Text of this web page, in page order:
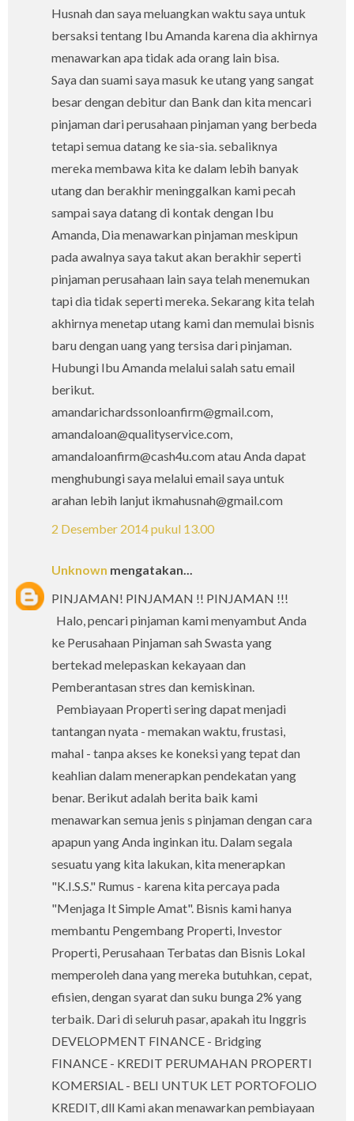
Husnah dan saya meluangkan waktu saya untuk
bersaksi tentang Ibu Amanda karena dia akhirnya
menawarkan apa tidak ada orang lain bisa.
Saya dan suami saya masuk ke utang yang sangat
besar dengan debitur dan Bank dan kita mencari
pinjaman dari perusahaan pinjaman yang berbeda
tetapi semua datang ke sia-sia. sebaliknya
mereka membawa kita ke dalam lebih banyak
utang dan berakhir meninggalkan kami pecah
sampai saya datang di kontak dengan Ibu
Amanda, Dia menawarkan pinjaman meskipun
pada awalnya saya takut akan berakhir seperti
pinjaman perusahaan lain saya telah menemukan
tapi dia tidak seperti mereka. Sekarang kita telah
akhirnya menetap utang kami dan memulai bisnis
baru dengan uang yang tersisa dari pinjaman.
Hubungi Ibu Amanda melalui salah satu email
berikut.
amandarichardssonloanfirm@gmail.com,
amandaloan@qualityservice.com,
amandaloanfirm@cash4u.com atau Anda dapat
menghubungi saya melalui email saya untuk
arahan lebih lanjut ikmahusnah@gmail.com
2 Desember 2014 pukul 13.00
Unknown mengatakan...
PINJAMAN! PINJAMAN !! PINJAMAN !!!
Halo, pencari pinjaman kami menyambut Anda
ke Perusahaan Pinjaman sah Swasta yang
bertekad melepaskan kekayaan dan
Pemberantasan stres dan kemiskinan.
Pembiayaan Properti sering dapat menjadi
tantangan nyata - memakan waktu, frustasi,
mahal - tanpa akses ke koneksi yang tepat dan
keahlian dalam menerapkan pendekatan yang
benar. Berikut adalah berita baik kami
menawarkan semua jenis s pinjaman dengan cara
apapun yang Anda inginkan itu. Dalam segala
sesuatu yang kita lakukan, kita menerapkan
"K.I.S.S." Rumus - karena kita percaya pada
"Menjaga It Simple Amat". Bisnis kami hanya
membantu Pengembang Properti, Investor
Properti, Perusahaan Terbatas dan Bisnis Lokal
memperoleh dana yang mereka butuhkan, cepat,
efisien, dengan syarat dan suku bunga 2% yang
terbaik. Dari di seluruh pasar, apakah itu Inggris
DEVELOPMENT FINANCE - Bridging
FINANCE - KREDIT PERUMAHAN PROPERTI
KOMERSIAL - BELI UNTUK LET PORTOFOLIO
KREDIT, dll Kami akan menawarkan pembiayaan